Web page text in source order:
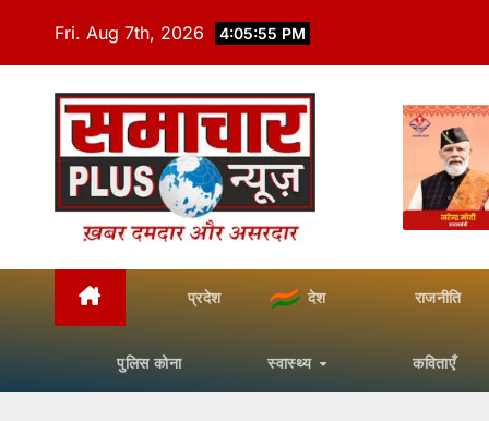
Fri. Aug 7th, 2026 4:05:56 PM
प्रदेश देश राजनीति
पुलिस कोना स्वास्थ्य कविताएँ